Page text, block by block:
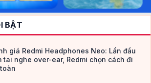
BẬT
giá Redmi Headphones Neo: Lần đầu
tai nghe over-ear, Redmi chọn cách đi